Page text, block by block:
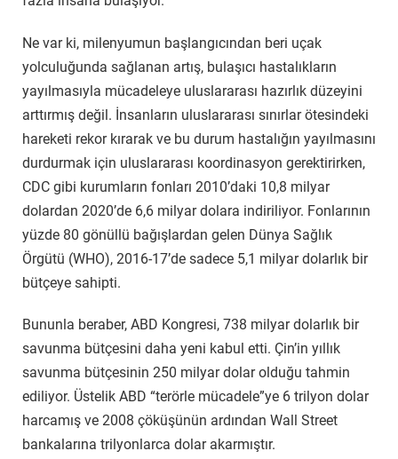
Ne var ki, milenyumun başlangıcından beri uçak
yolculuğunda sağlanan artış, bulaşıcı hastalıkların
yayılmasıyla mücadeleye uluslararası hazırlık düzeyini
arttırmış değil. İnsanların uluslararası sınırlar ötesindeki
hareketi rekor kırarak ve bu durum hastalığın yayılmasını
durdurmak için uluslararası koordinasyon gerektirirken,
CDC gibi kurumların fonları 2010’daki 10,8 milyar
dolardan 2020’de 6,6 milyar dolara indiriliyor. Fonlarının
yüzde 80 gönüllü bağışlardan gelen Dünya Sağlık
Örgütü (WHO), 2016-17’de sadece 5,1 milyar dolarlık bir
bütçeye sahipti.
Bununla beraber, ABD Kongresi, 738 milyar dolarlık bir
savunma bütçesini daha yeni kabul etti. Çin’in yıllık
savunma bütçesinin 250 milyar dolar olduğu tahmin
ediliyor. Üstelik ABD “terörle mücadele”ye 6 trilyon dolar
harcamış ve 2008 çöküşünün ardından Wall Street
bankalarına trilyonlarca dolar akarmıştır.